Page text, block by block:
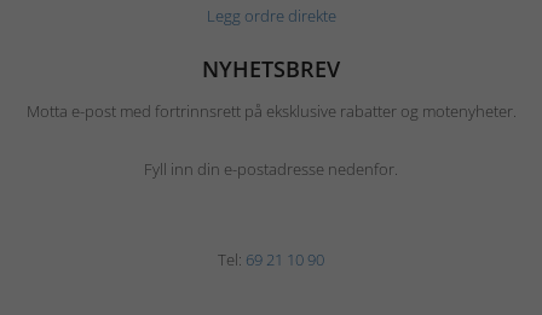
Legg ordre direkte
NYHETSBREV
Motta e-post med fortrinnsrett på eksklusive rabatter og motenyheter.
Fyll inn din e-postadresse nedenfor.
Tel: 69 21 10 90